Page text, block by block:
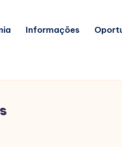
Informações